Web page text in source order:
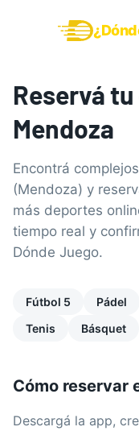
Reservá
Mendoza
Encontrá
(Mendoza) y
más deportes
tiempo real y
Dónde Juego.
Fútbol 5 Pádel
Tenis
Básquet
Cómo reservar
Descargá la app,